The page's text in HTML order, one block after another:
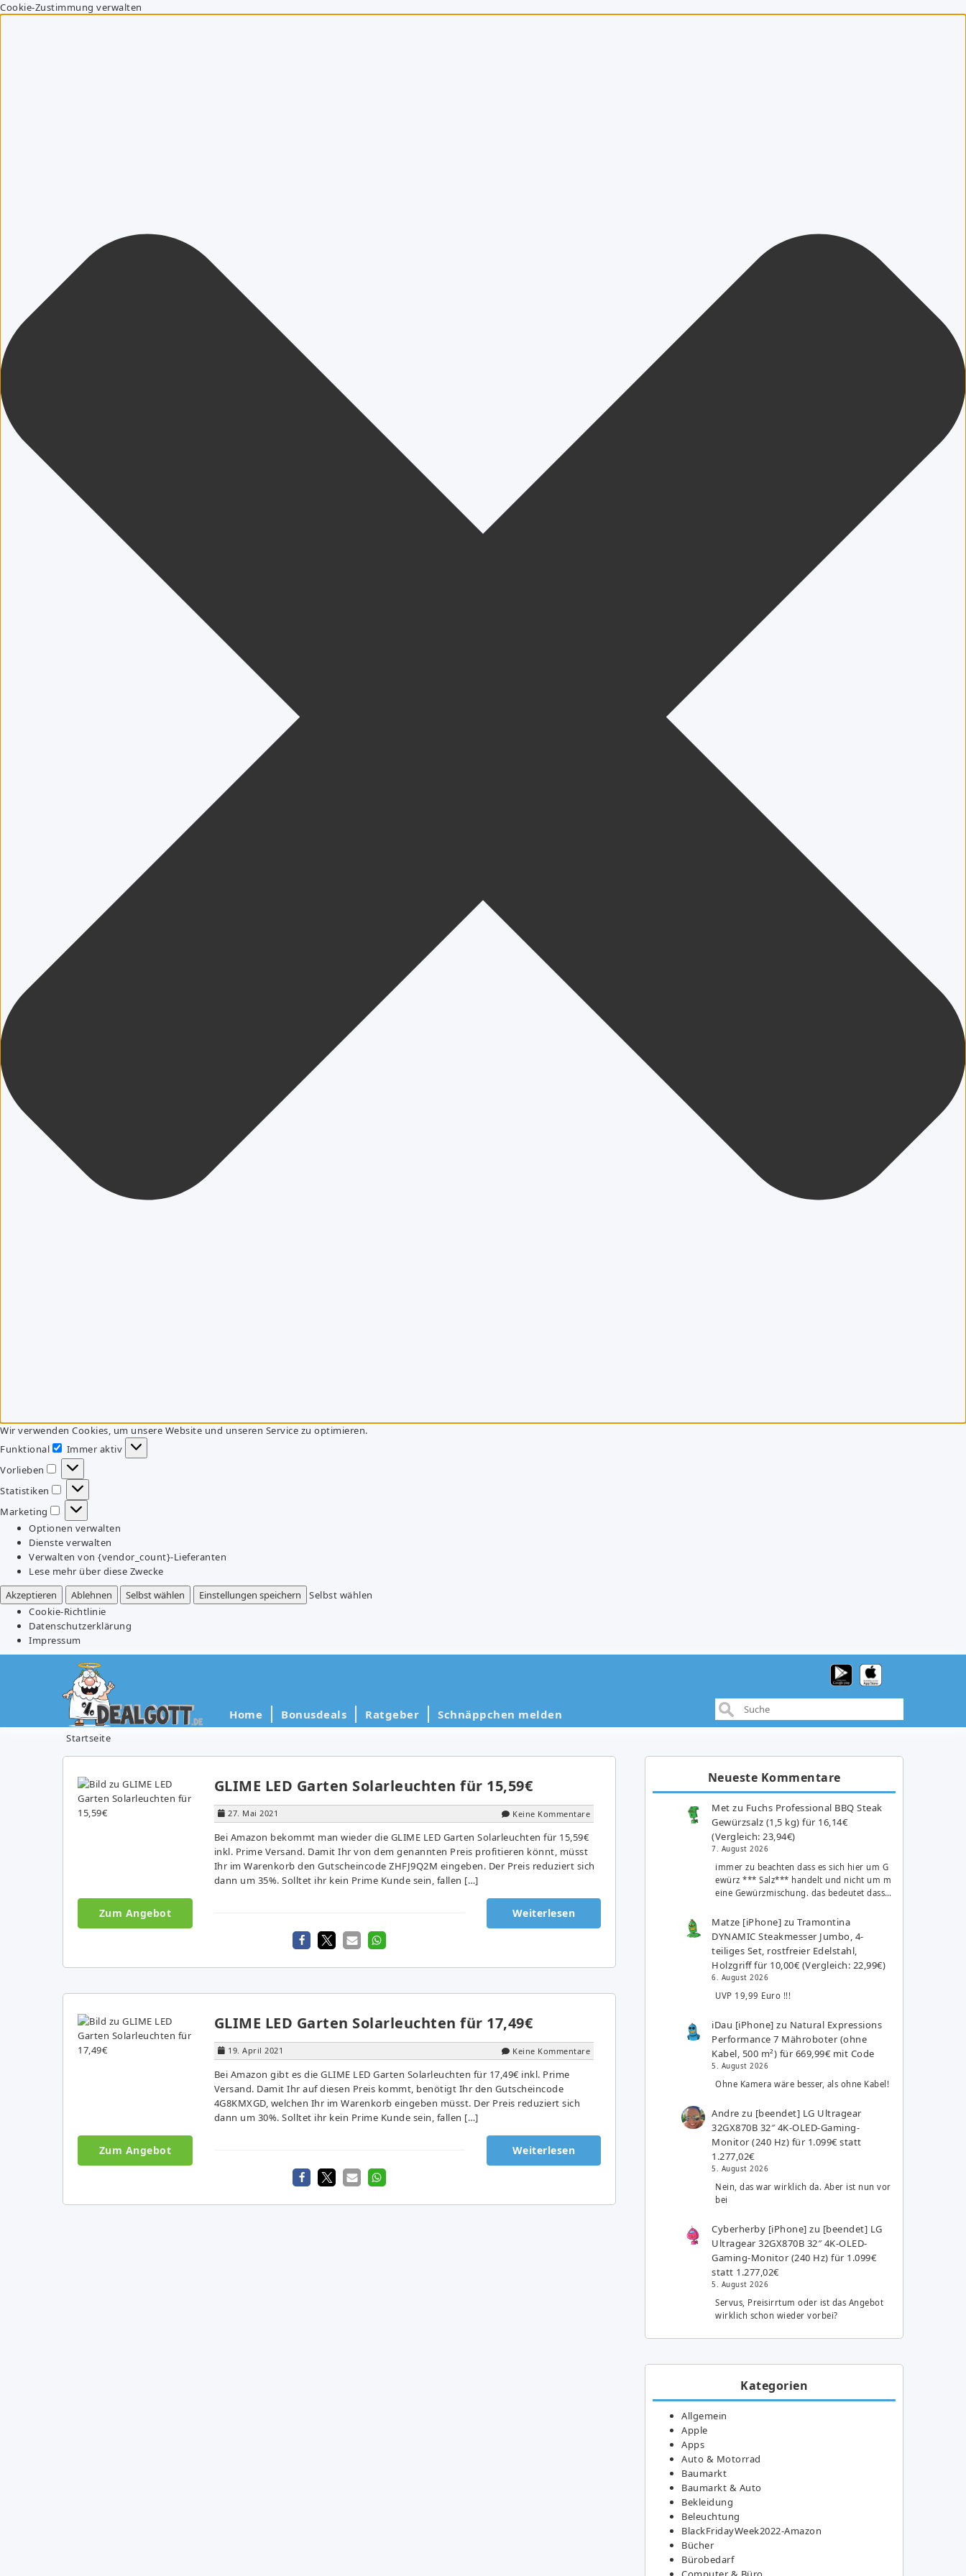
Cookie-Zustimmung verwalten
Wir verwenden Cookies, um unsere Website und unseren Service zu optimieren.
Funktional
Funktional
Immer aktiv
Vorlieben
Vorlieben
Statistiken
Statistiken
Marketing
Marketing
Optionen verwalten
Dienste verwalten
Verwalten von {vendor_count}-Lieferanten
Lese mehr über diese Zwecke
Akzeptieren
Ablehnen Selbst wählen Einstellungen speichern
Selbst wählen
Cookie-Richtlinie
Datenschutzerklärung
Impressum
Home Bonusdeals Ratgeber Schnäppchen melden
Startseite
GLIME LED Garten Solarleuchten für 15,59€
27. Mai 2021 Keine Kommentare
Bei Amazon bekommt man wieder die GLIME LED Garten Solarleuchten für 15,59€
inkl. Prime Versand. Damit Ihr von dem genannten Preis profitieren könnt, müsst
Ihr im Warenkorb den Gutscheincode ZHFJ9Q2M eingeben. Der Preis reduziert sich
dann um 35%. Solltet ihr kein Prime Kunde sein, fallen […]
Zum Angebot Weiterlesen
GLIME LED Garten Solarleuchten für 17,49€
19. April 2021 Keine Kommentare
Bei Amazon gibt es die GLIME LED Garten Solarleuchten für 17,49€ inkl. Prime
Versand. Damit Ihr auf diesen Preis kommt, benötigt Ihr den Gutscheincode
4G8KMXGD, welchen Ihr im Warenkorb eingeben müsst. Der Preis reduziert sich
dann um 30%. Solltet ihr kein Prime Kunde sein, fallen […]
Zum Angebot Weiterlesen
Neueste Kommentare
Met zu Fuchs Professional BBQ Steak
Gewürzsalz (1,5 kg) für 16,14€
(Vergleich: 23,94€)
7. August 2026
immer zu beachten dass es sich hier um G
ewürz *** Salz*** handelt und nicht um m
eine Gewürzmischung. das bedeutet dass…
Matze [iPhone] zuTramontina
DYNAMIC Steakmesser Jumbo, 4-
teiliges Set, rostfreier Edelstahl,
Holzgriff für 10,00€ (Vergleich: 22,99€)
6. August 2026
UVP 19,99 Euro !!!
iDau [iPhone] zu Natural Expressions
Performance 7 Mähroboter (ohne
Kabel, 500 m²) für 669,99€ mit Code
5. August 2026
Ohne Kamera wäre besser, als ohne Kabel!
Andre zu [beendet] LG Ultragear
32GX870B 32″ 4K-OLED-Gaming-
Monitor (240 Hz) für 1.099€ statt
1.277,02€
5. August 2026
Nein, das war wirklich da. Aber ist nun vor
bei
Cyberherby [iPhone] zu [beendet] LG
Ultragear 32GX870B 32″ 4K-OLED-
Gaming-Monitor (240 Hz) für 1.099€
statt 1.277,02€
5. August 2026
Servus, Preisirrtum oder ist das Angebot
wirklich schon wieder vorbei?
Kategorien
Allgemein
Apple
Apps
Auto & Motorrad
Baumarkt
Baumarkt & Auto
Bekleidung
Beleuchtung
BlackFridayWeek2022-Amazon
Bücher
Bürobedarf